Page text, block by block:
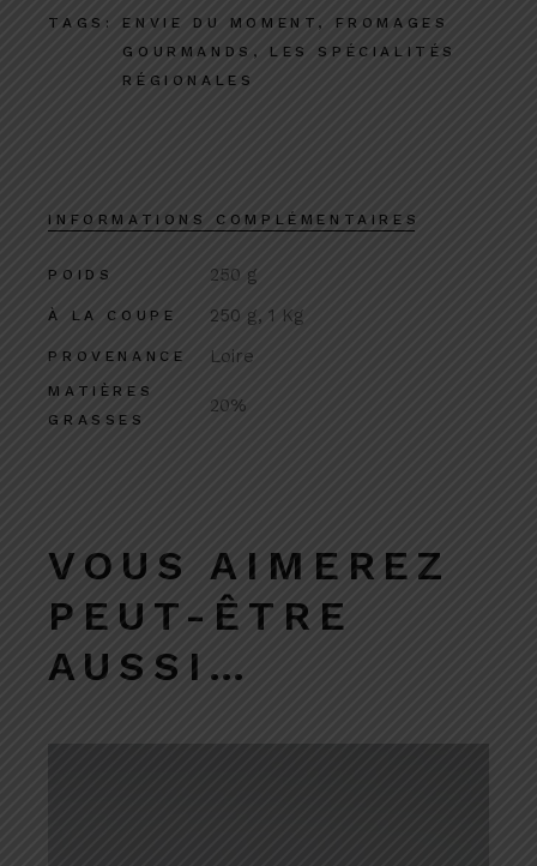
TAGS:
ENVIE DU MOMENT ,
FROMAGES
GOURMANDS , LES SPÉCIALITÉS
RÉGIONALES
INFORMATIONS COMPLÉMENTAIRES
POIDS 250 g
À LA COUPE 250 g, 1 Kg
PROVENANCE Loire
MATIÈRES
GRASSES
20%
VOUS AIMEREZ
PEUT-ÊTRE
AUSSI…